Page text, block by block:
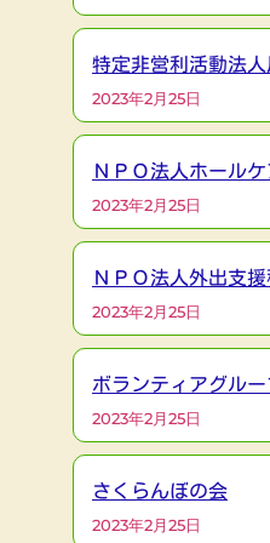
特定非営利活動法
2023年2月25日
ＮＰＯ法人ホール
2023年2月25日
ＮＰＯ法人外出支
2023年2月25日
ボランティアグル
2023年2月25日
さくらんぼの会
2023年2月25日